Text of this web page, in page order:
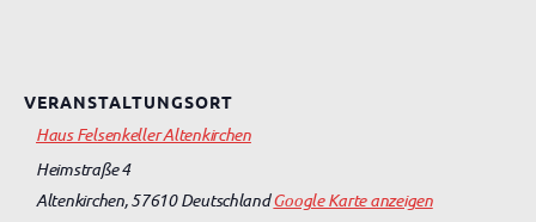
VERANSTALTUNGSORT
Haus Felsenkeller Altenkirchen
Heimstraße 4
Altenkirchen,57610 DeutschlandGoogle Karte anzeigen